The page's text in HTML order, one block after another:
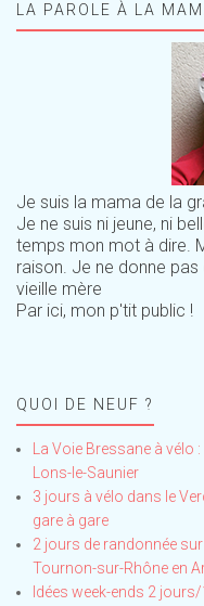
LA PAROLE À LA
Je suis la mama de la
Je ne suis ni jeune, ni
temps mon mot à dire.
raison. Je ne donne
vieille mère
Par ici, mon p'tit public !
QUOI DE NEUF ?
La Voie Bressane à
Lons-le-Saunier
3 jours à vélo dans le
gare à gare
2 jours de randonnée
Tournon-sur-Rhône en
Idées week-ends 2